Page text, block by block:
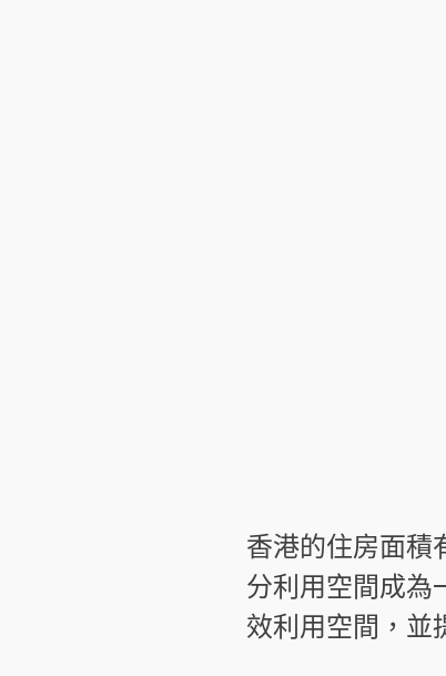
香港的住房面積
分利用空間成為
效利用空間，並